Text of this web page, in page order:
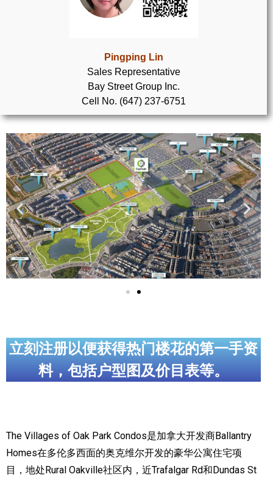
新居民
留学生指南
实用链接
加拿大房地产网站
大多伦多教育网站
大多伦多医疗机构
加拿大银行贷款机构
大多伦多交通网络
走近加拿大
加拿大社会保险系统
定居安大略省
Pingping Lin
Sales Representative
Bay Street Group Inc.
Cell No. (647) 237-6751
立刻注册以便获得热门楼花的第一手资
料，包括户型图及价目表等。
The Villages of Oak Park Condos是加拿大开发商Ballantry
Homes在多伦多西面的奥克维尔开发的豪华公寓住宅项
目，地处Rural Oakville社区内，近Trafalgar Rd和Dundas St